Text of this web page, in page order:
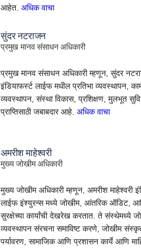
आहेत.अधिक वाचा
सुंदर नटराजन
प्रमुख मानव संसाधन अधिकारी
प्रमुख मानव संसाधन अधिकारी म्हणून, सुंदर
इंडियाफर्स्ट लाईफ मधील प्रतिभा व्यवस्थापन,
व्यवस्थापन, संस्था विकास, प्रशिक्षण, मुलभूत
प्राप्तिसाठी जबाबदार आहे.अधिक वाचा
अमरीश माहेश्वरी
मुख्य जोखीम अधिकारी
मुख्य जोखीम अधिकारी म्हणून, अमरीश माहेश्वरी
लाईफ इंश्युरन्स मध्ये जोखीम, आंतरिक ऑडिट,
सुरक्षेच्या कार्यांची देखरेख करतात. ते संस्थेमध्ये
व्यवस्थापन संरचना समाविष्ट करणे, जोखीम
पर्यावरण, सामाजिक आणि प्रशासन कार्ये आणि